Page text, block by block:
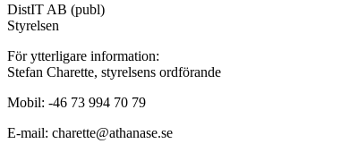
DistIT AB (publ)
Styrelsen
För ytterligare information:
Stefan Charette, styrelsens ordförande
Mobil: -46 73 994 70 79
E-mail: charette@athanase.se